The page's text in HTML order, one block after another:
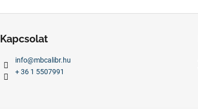
Kapcsolat
info@mbcalibr.hu
+ 36 1 5507991